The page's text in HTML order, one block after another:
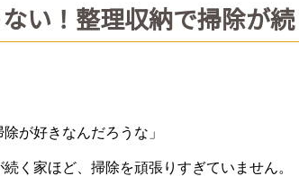
い！整理収納で掃除が
が好きなんだろうな」
く家ほど、掃除を頑張りすぎていません。